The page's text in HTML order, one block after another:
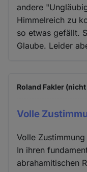
andere
Himmelreich zu
so etwas gefällt.
Glaube. Leider
Roland Fakler
Volle
Volle
In ihren
abrahamitischen